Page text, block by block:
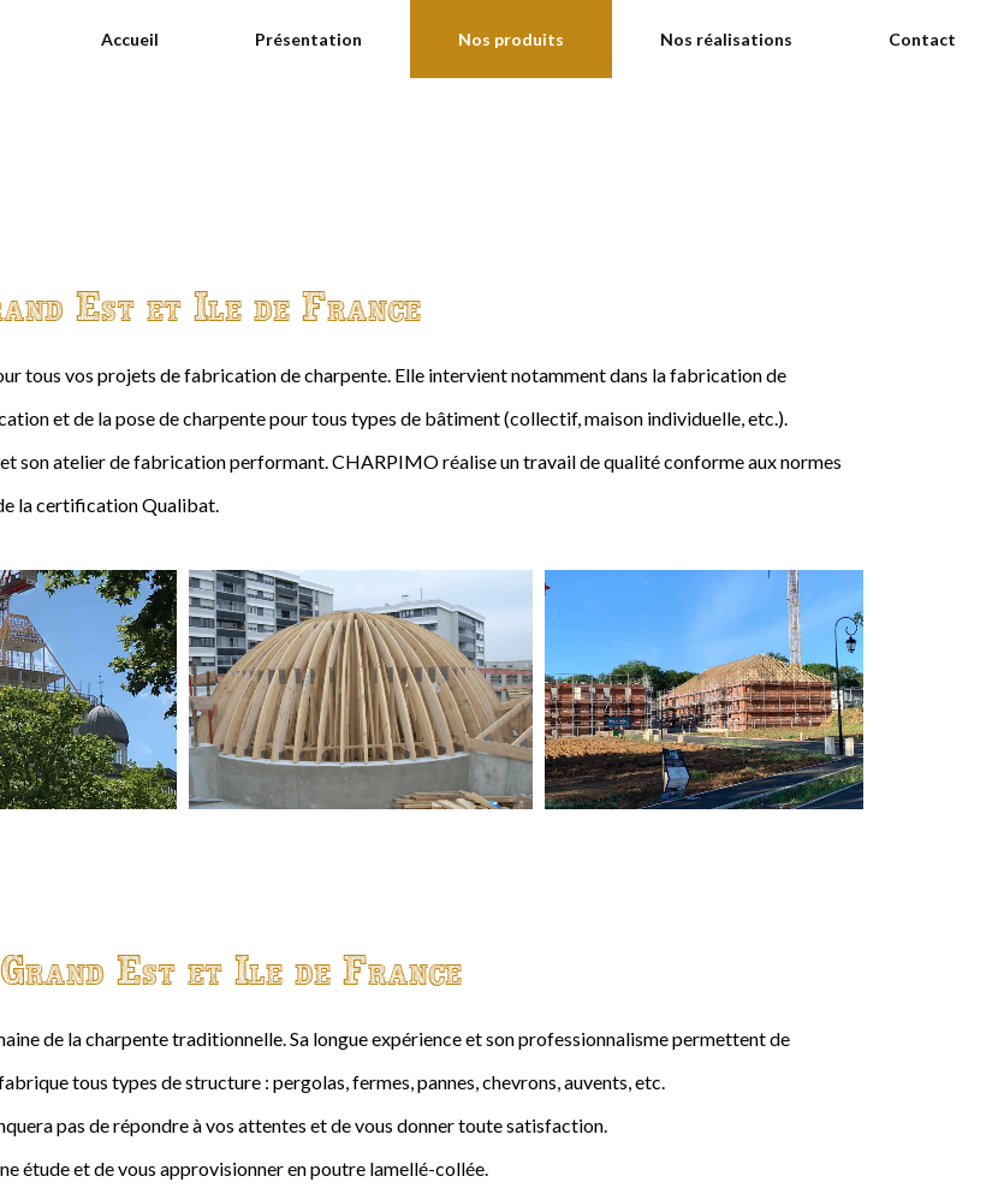
Accueil Présentation Nos produits Nos réalisations Contact
Est et Ile de France
tous vos projets de fabrication de charpente. Elle intervient notamment dans la fabrication de
et de la pose de charpente pour tous types de bâtiment (collectif, maison individuelle, etc.).
son atelier de fabrication performant. CHARPIMO réalise un travail de qualité conforme aux normes
la certification Qualibat.
Est et Ile de France
de la charpente traditionnelle. Sa longue expérience et son professionnalisme permettent de
tous types de structure : pergolas, fermes, pannes, chevrons, auvents, etc.
pas de répondre à vos attentes et de vous donner toute satisfaction.
étude et de vous approvisionner en poutre lamellé-collée.